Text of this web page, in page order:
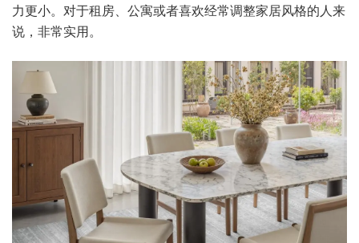
力更小。对于租房、公寓或者喜欢经常调整家居风格的人来
说，非常实用。